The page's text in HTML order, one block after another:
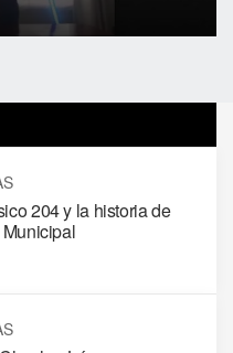
204 y la historia de